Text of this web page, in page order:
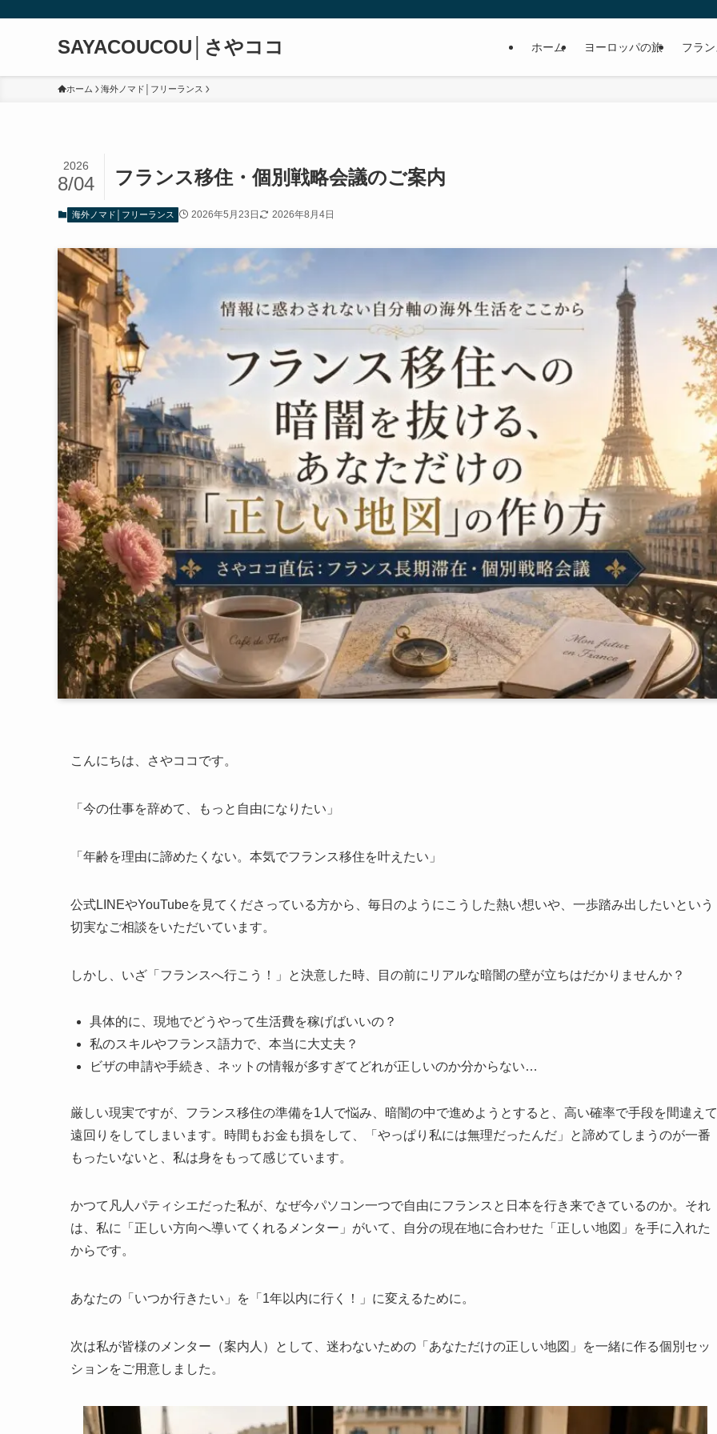
SAYACOUCOU│さやココ ホーム ヨーロッパの旅 フラ
ホーム 海外ノマド│フリーランス
フランス移住・個別戦略会議のご案内
2026
8/04
海外ノマド│フリーランス 2026年5月23日 2026年8月4日
こんにちは、さやココです。
「今の仕事を辞めて、もっと自由になりたい」
「年齢を理由に諦めたくない。本気でフランス移住を叶えたい」
公式LINEやYouTubeを見てくださっている方から、毎日のようにこうした熱い想いや、一歩踏み出したいという
切実なご相談をいただいています。
しかし、いざ「フランスへ行こう！」と決意した時、目の前にリアルな暗闇の壁が立ちはだかりませんか？
具体的に、現地でどうやって生活費を稼げばいいの？
私のスキルやフランス語力で、本当に大丈夫？
ビザの申請や手続き、ネットの情報が多すぎてどれが正しいのか分からない…
厳しい現実ですが、フランス移住の準備を1人で悩み、暗闇の中で進めようとすると、高い確率で手段を間違えて
遠回りをしてしまいます。時間もお金も損をして、「やっぱり私には無理だったんだ」と諦めてしまうのが一番
もったいないと、私は身をもって感じています。
かつて凡人パティシエだった私が、なぜ今パソコン一つで自由にフランスと日本を行き来できているのか。それ
は、私に「正しい方向へ導いてくれるメンター」がいて、自分の現在地に合わせた「正しい地図」を手に入れた
からです。
あなたの「いつか行きたい」を「1年以内に行く！」に変えるために。
次は私が皆様のメンター（案内人）として、迷わないための「あなただけの正しい地図」を一緒に作る個別セッ
ションをご用意しました。